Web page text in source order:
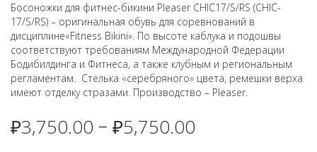
Босоножки для фитнес-бикини Pleaser CHIC17/S/RS (CHIC-
17/S/RS) – оригинальная обувь для соревнований в
дисциплине«Fitness Bikini». По высоте каблука и подошвы
соответствуют требованиям Международной Федерации
Бодибилдинга и Фитнеса, а также клубным и региональным
регламентам. Стелька «серебряного» цвета, ремешки верха
имеют отделку стразами. Производство – Pleaser.
₽3,750.00 – ₽5,750.00